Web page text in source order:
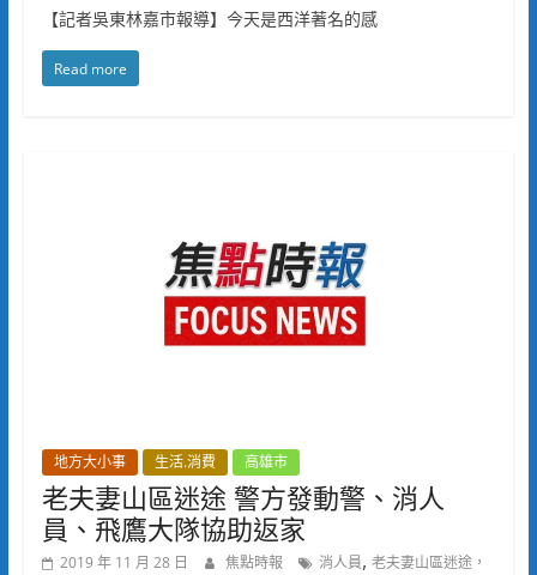
【記者吳東林嘉市報導】今天是西洋著名的感
Read more
地方大小事 生活.消費 高雄市
老夫妻山區迷途 警方發動警、消人
員、飛鷹大隊協助返家
2019 年 11 月 28 日 焦點時報 消人員, 老夫妻山區迷途，